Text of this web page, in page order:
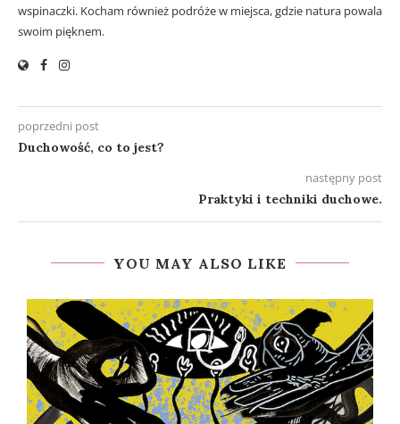
wspinaczki. Kocham również podróże w miejsca, gdzie natura powala
swoim pięknem.
poprzedni post
Duchowość, co to jest?
następny post
Praktyki i techniki duchowe.
YOU MAY ALSO LIKE